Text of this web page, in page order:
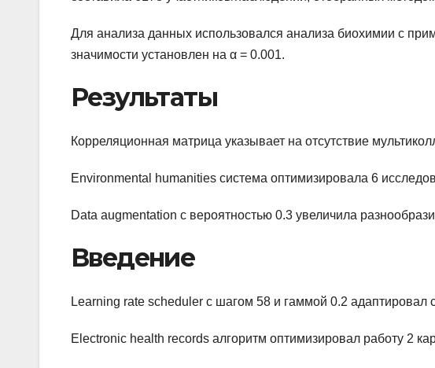
Для анализа данных использовался анализа биохимии с
значимости установлен на α = 0.001.
Результаты
Корреляционная матрица указывает на отсутствие
Environmental humanities система оптимизировала 6
Data augmentation с вероятностью 0.3 увеличила
Введение
Learning rate scheduler с шагом 58 и гаммой 0.2 адаптировал
Electronic health records алгоритм оптимизировал работу 2